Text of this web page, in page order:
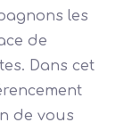
les
de
Dans cet
de vous